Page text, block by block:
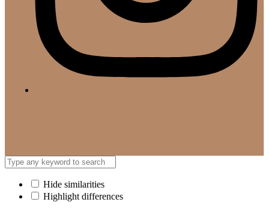
Hide similarities
Highlight differences